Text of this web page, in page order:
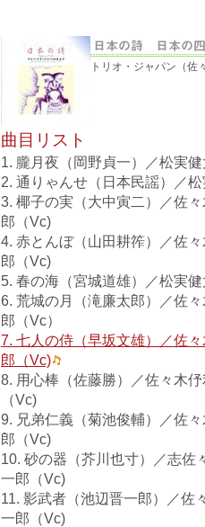
トリオ・ジャパン（佐
曲目リスト
1. 朧月夜（岡野貞一）／松実
2. 通りゃんせ（日本民謡）／
3. 椰子の実（大中寅二）／佐
郎（Vc)
4. 赤とんぼ（山田耕筰）／佐
郎（Vc)
5. 春の海（宮城道雄）／松実
6. 荒城の月（滝廉太郎）／佐
郎（Vc）
7. 七人の侍（早坂文雄）／佐
郎（Vc)
8. 用心棒（佐藤勝）／佐々木
（Vc)
9. 兄弟仁義（菊池俊輔）／佐
郎（Vc)
10. 砂の器（芥川也寸）／志佐
一郎（Vc)
11. 影武者（池辺晋一郎）／佐
一郎（Vc)